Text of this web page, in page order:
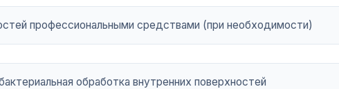
профессиональными средствами (при необходимости)
обработка внутренних поверхностей